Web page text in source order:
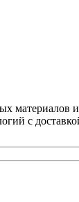
материалов и
с